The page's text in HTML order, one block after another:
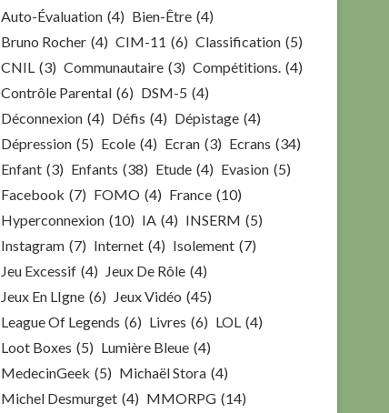
Auto-Évaluation (4) Bien-Être (4)
Bruno Rocher (4) CIM-11 (6) Classification (5)
CNIL (3) Communautaire (3) Compétitions. (4)
Contrôle Parental (6) DSM-5 (4)
Déconnexion (4) Défis (4) Dépistage (4)
Dépression (5) Ecole (4) Ecran (3) Ecrans (34)
Enfant (3) Enfants (38) Etude (4) Evasion (5)
Facebook (7) FOMO (4) France (10)
Hyperconnexion (10) IA (4) INSERM (5)
Instagram (7) Internet (4) Isolement (7)
Jeu Excessif (4) Jeux De Rôle (4)
Jeux En LIgne (6) Jeux Vidéo (45)
League Of Legends (6) Livres (6) LOL (4)
Loot Boxes (5) Lumière Bleue (4)
MedecinGeek (5) Michaël Stora (4)
Michel Desmurget (4) MMORPG (14)